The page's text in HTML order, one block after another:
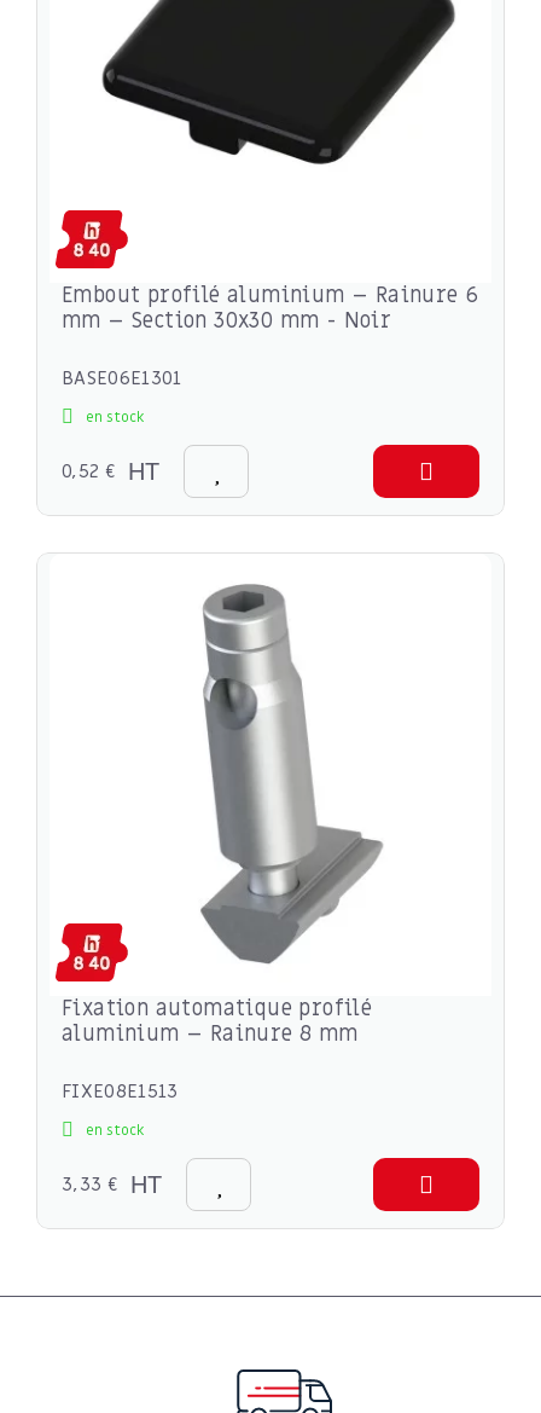
Embout profilé aluminium – Rainure 6
mm – Section 30x30 mm - Noir
BASE06E1301
en stock
0,52 € HT
Fixation automatique profilé
aluminium – Rainure 8 mm
FIXE08E1513
en stock
3,33 € HT